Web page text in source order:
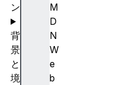
M
D
N
W
e
b
ン
背
景
と
境